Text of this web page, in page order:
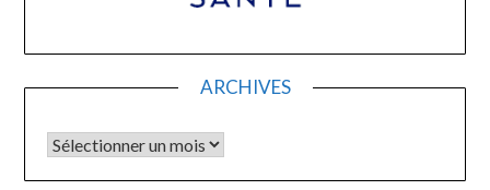
ARCHIVES
Archives